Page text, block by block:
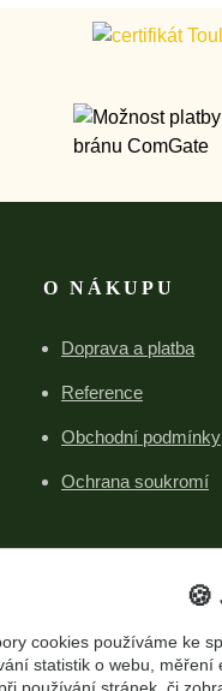
O NÁKUPU
Doprava a platba
Reference
Obchodní podmínky
Ochrana soukromí
🍪
cookies používáme ke
statistik o webu,